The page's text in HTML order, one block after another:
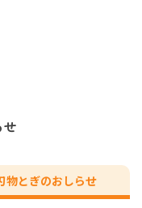
せ
物とぎのおしらせ